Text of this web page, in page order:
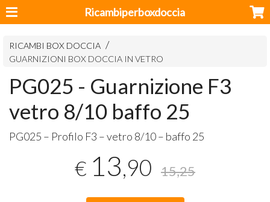
Ricambiperboxdoccia
RICAMBI BOX DOCCIA
GUARNIZIONI BOX DOCCIA IN VETRO
PG025 - Guarnizione F3
vetro 8/10 baffo 25
PG025 – Profilo F3 – vetro 8/10 – baffo 25
€ 13,90 15,25